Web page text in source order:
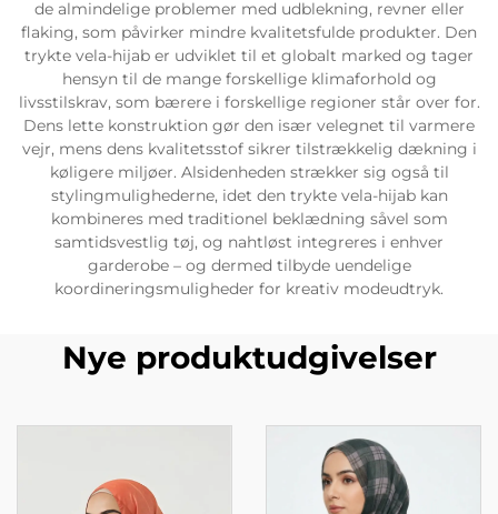
de almindelige problemer med udblekning, revner eller
flaking, som påvirker mindre kvalitetsfulde produkter. Den
trykte vela-hijab er udviklet til et globalt marked og tager
hensyn til de mange forskellige klimaforhold og
livsstilskrav, som bærere i forskellige regioner står over for.
Dens lette konstruktion gør den især velegnet til varmere
vejr, mens dens kvalitetsstof sikrer tilstrækkelig dækning i
køligere miljøer. Alsidenheden strækker sig også til
stylingmulighederne, idet den trykte vela-hijab kan
kombineres med traditionel beklædning såvel som
samtidsvestlig tøj, og nahtløst integreres i enhver
garderobe – og dermed tilbyde uendelige
koordineringsmuligheder for kreativ modeudtryk.
Nye produktudgivelser